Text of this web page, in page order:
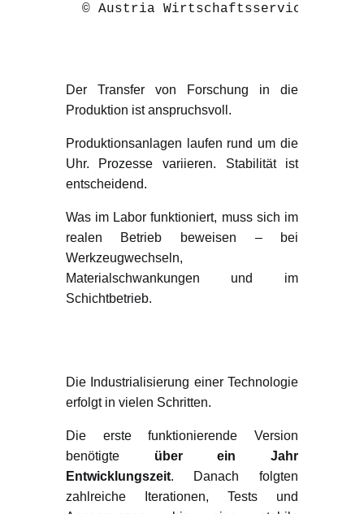
© Austria Wirtschaftsservice GmbH/
Der Transfer von Forschung in die
Produktion ist anspruchsvoll.
Produktionsanlagen laufen rund um die
Uhr. Prozesse variieren. Stabilität ist
entscheidend.
Was im Labor funktioniert, muss sich im
realen Betrieb beweisen – bei
Werkzeugwechseln,
Materialschwankungen und im
Schichtbetrieb.
Die Industrialisierung einer Technologie
erfolgt in vielen Schritten.
Die erste funktionierende Version
benötigte über ein Jahr
Entwicklungszeit. Danach folgten
zahlreiche Iterationen, Tests und